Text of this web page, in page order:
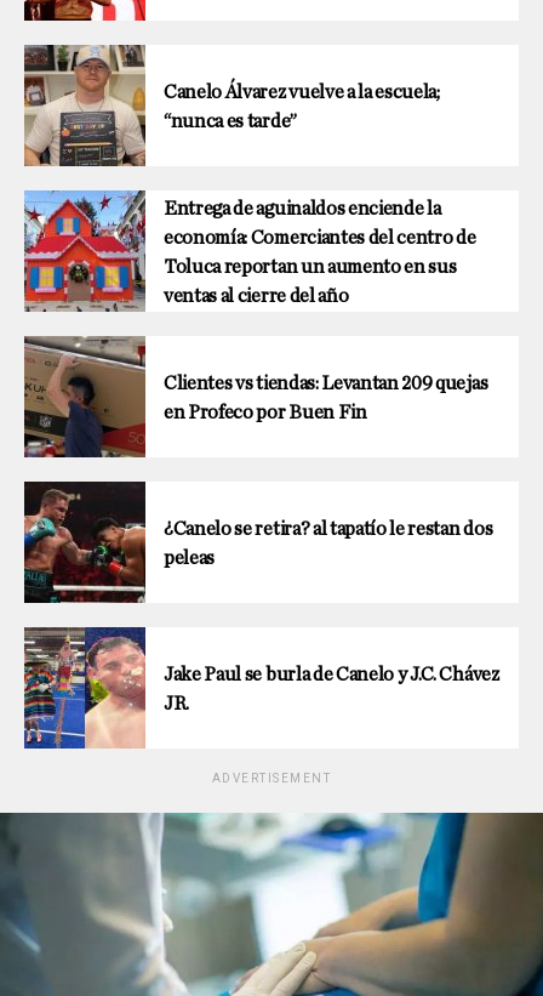
Canelo Álvarez vuelve a la escuela;
“nunca es tarde”
Entrega de aguinaldos enciende la
economía: Comerciantes del centro de
Toluca reportan un aumento en sus
ventas al cierre del año
Clientes vs tiendas: Levantan 209 quejas
en Profeco por Buen Fin
¿Canelo se retira? al tapatío le restan dos
peleas
Jake Paul se burla de Canelo y J.C. Chávez
JR.
ADVERTISEMENT